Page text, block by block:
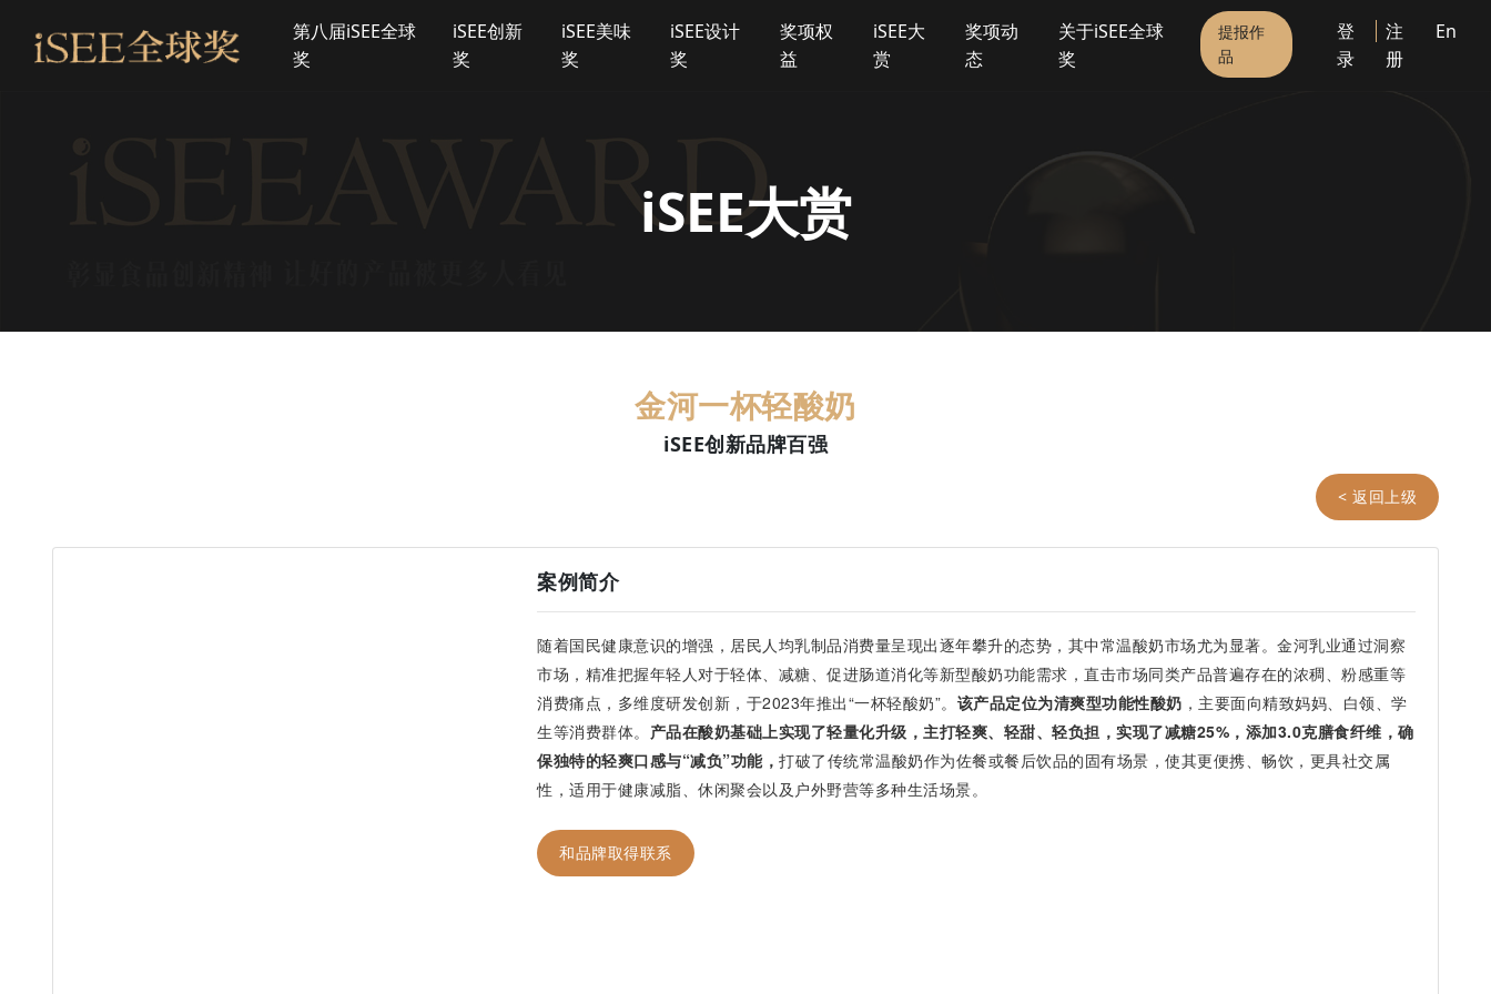
第八届iSEE全球
奖
iSEE创新
奖
iSEE美味
奖
iSEE设计
奖
奖项权
益
iSEE大
赏
奖项动
态
关于iSEE全球
奖
提报作
品
登
录
注
册
En
iSEE大赏
金河一杯轻酸奶
iSEE创新品牌百强
< 返回上级
案例简介
随着国民健康意识的增强，居民人均乳制品消费量呈现出逐年攀升的态势，其中常温酸奶市场尤为显著。金河乳业通过洞察
市场，精准把握年轻人对于轻体、减糖、促进肠道消化等新型酸奶功能需求，直击市场同类产品普遍存在的浓稠、粉感重等
消费痛点，多维度研发创新，于2023年推出“一杯轻酸奶”。 该产品定位为清爽型功能性酸奶 ，主要面向精致妈妈、白领、学
生等消费群体。 产品在酸奶基础上实现了轻量化升级，主打轻爽、轻甜、轻负担，实现了减糖25%，添加3.0克膳食纤维，确
保独特的轻爽口感与“减负”功能， 打破了传统常温酸奶作为佐餐或餐后饮品的固有场景，使其更便携、畅饮，更具社交属
性，适用于健康减脂、休闲聚会以及户外野营等多种生活场景。
和品牌取得联系